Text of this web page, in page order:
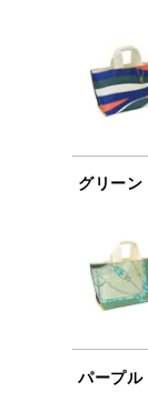
グリーン
パープル